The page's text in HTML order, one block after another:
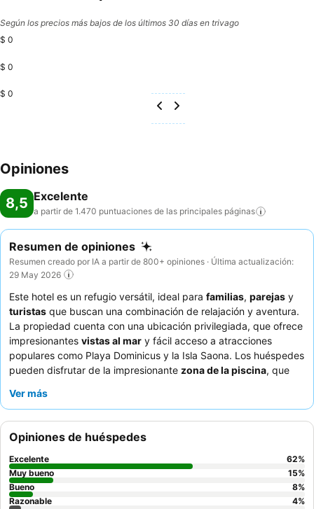
Según los precios más bajos de los últimos 30 días en trivago
$ 0
$ 0
$ 0
Opiniones
8,5 Excelente
a partir de 1.470 puntuaciones de las principales páginas
Resumen de opiniones
Resumen creado por IA a partir de 800+ opiniones · Última actualización:
29 May 2026
Este hotel es un refugio versátil, ideal para familias, parejas y
turistas que buscan una combinación de relajación y aventura.
La propiedad cuenta con una ubicación privilegiada, que ofrece
impresionantes vistas al mar y fácil acceso a atracciones
populares como Playa Dominicus y la Isla Saona. Los huéspedes
pueden disfrutar de la impresionante zona de la piscina, que
perfecta para todas las edades. La excepcional amabilidad del
elogios constantemente. Para una experiencia mejorada,
considere reservar una habitación con
plenamente las espectaculares vistas al mar o a la Isla Catalina.
Ver más
Opiniones de huéspedes
Excelente 62%
Muy bueno
15%
Bueno
8%
Razonable
4%